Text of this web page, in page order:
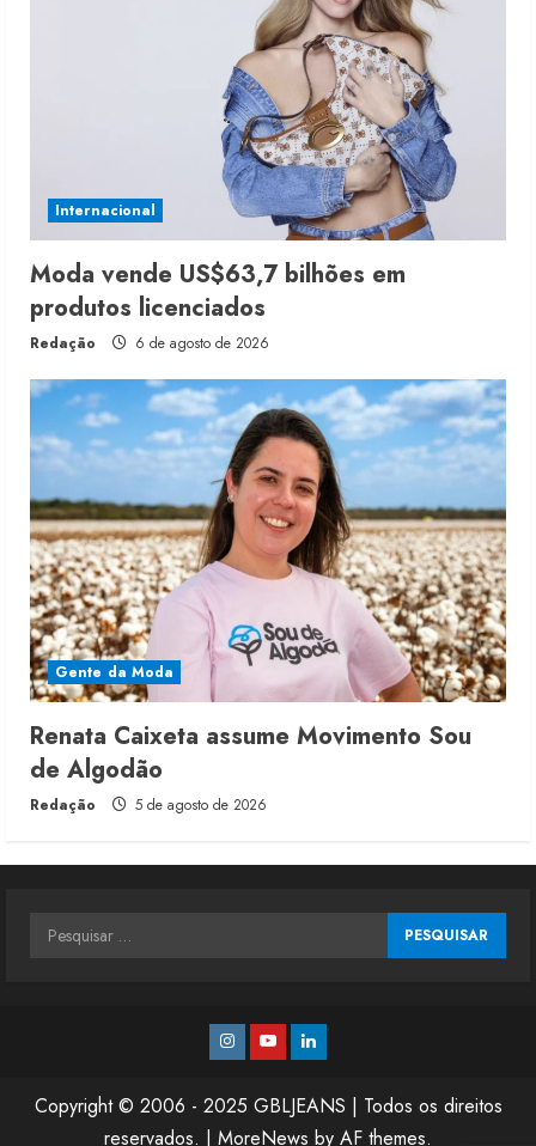
Internacional
Moda vende US$63,7 bilhões em
produtos licenciados
Redação 6 de agosto de 2026
Gente da Moda
Renata Caixeta assume Movimento Sou
de Algodão
Redação 5 de agosto de 2026
Pesquisar
Instagram
YoutubeLinkedin
Copyright © 2006 - 2025 GBLJEANS | Todos os direitos
reservados. | MoreNews by AF themes.